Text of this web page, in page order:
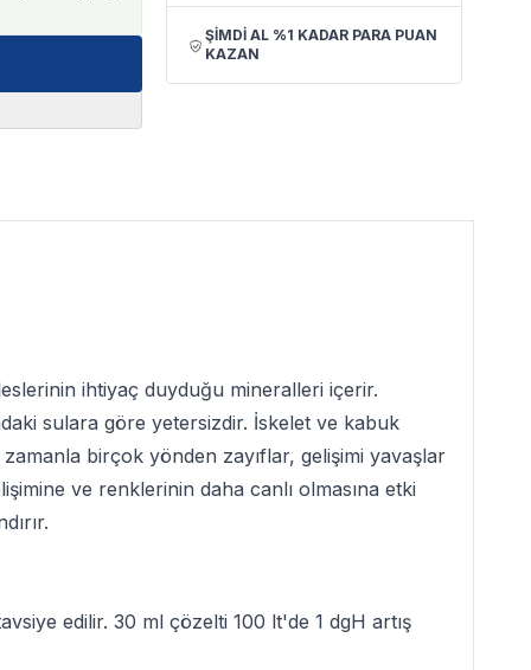
ŞİMDİ AL %1 KADAR PARA PUAN
KAZAN
ihtiyaç duyduğu mineralleri içerir.
sulara göre yetersizdir. İskelet ve kabuk
birçok yönden zayıflar, gelişimi yavaşlar
ve renklerinin daha canlı olmasına etki
edilir. 30 ml çözelti 100 lt'de 1 dgH artış